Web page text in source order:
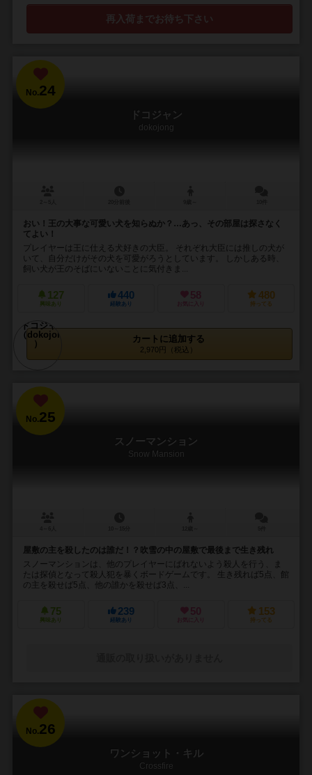
再入荷までお待ち下さい
No.24
ドコジャン
dokojong
おい！王の大事な可愛い犬を知らぬか？…あっ、その部屋は探さなく
てよい！
プレイヤーは王に仕える犬好きの大臣。 それぞれ大臣には推しの犬が
いて、自分だけがその犬を可愛がろうとしています。 しかしある時、
飼い犬が王のそばにいないことに気付きま...
127
興味あり
440
経験あり
58
お気に入り
480
持ってる
カートに追加する
2,970円（税込）
No.25
スノーマンション
Snow Mansion
屋敷の主を殺したのは誰だ！？吹雪の中の屋敷で最後まで生き残れ
スノーマンションは、他のプレイヤーにばれないよう殺人を行う、ま
たは探偵となって殺人犯を暴くボードゲームです。 生き残れば5点、館
の主を殺せば5点、他の誰かを殺せば3点、...
75
興味あり
239
経験あり
50
お気に入り
153
持ってる
No.26
ワンショット・キル
Crossfire